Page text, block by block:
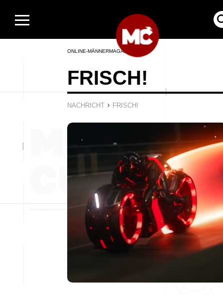
ONLINE-MÄNNERMAGAZIN
FRISCH!
NACHRICHT › FRISCH!